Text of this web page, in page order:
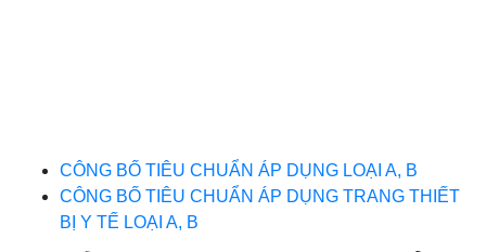
CÔNG BỐ TIÊU CHUẨN ÁP DỤNG LOẠI A, B
CÔNG BỐ TIÊU CHUẨN ÁP DỤNG TRANG THIẾT
BỊ Y TẾ LOẠI A, B